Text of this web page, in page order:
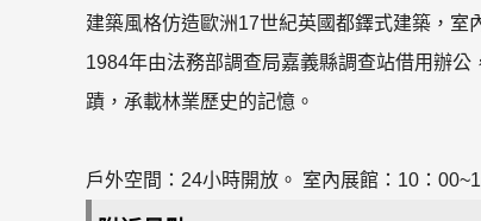
建築風格仿造歐洲17世紀英國都鐸式建築，室
1984年由法務部調查局嘉義縣調查站借用辦
蹟，承載林業歷史的記憶。
戶外空間：24小時開放。 室內展館：10：